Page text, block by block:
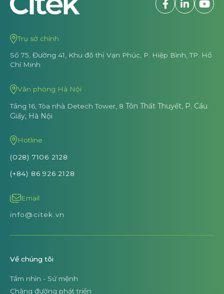
Trụ sở chính
Số 75, Đường 41, Khu đô thị Vạn Phúc, P. Hiệp Bình, TP. Hồ
Chí Minh
Văn phòng Hà Nội
Tầng 16, Tòa nhà Detech Tower, 8 Tôn Thất Thuyết, P. Cầu
Giấy, Hà Nội
Hotline
(028) 7106 2128
(+84) 86 926 2128
Email
info@citek.vn
Về chúng tôi
Tầm nhìn - Sứ mệnh
Chặng đường phát triển